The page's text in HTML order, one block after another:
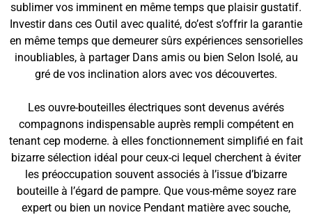
sublimer vos imminent en même temps que plaisir gustatif.
Investir dans ces Outil avec qualité, do’est s’offrir la garantie
en même temps que demeurer sûrs expériences sensorielles
inoubliables, à partager Dans amis ou bien Selon Isolé, au
gré de vos inclination alors avec vos découvertes.
Les ouvre-bouteilles électriques sont devenus avérés
compagnons indispensable auprès rempli compétent en
tenant cep moderne. à elles fonctionnement simplifié en fait
bizarre sélection idéal pour ceux-ci lequel cherchent à éviter
les préoccupation souvent associés à l’issue d’bizarre
bouteille à l’égard de pampre. Que vous-même soyez rare
expert ou bien un novice Pendant matière avec souche,